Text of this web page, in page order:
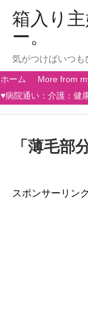
箱入り
ー。
気がつけばいつも
ホーム More from
♥病院通い：介護：健
「 薄毛部
スポンサーリンク